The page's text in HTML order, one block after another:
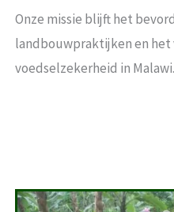
Onze missie blijft het
landbouwpraktijken en het
voedselzekerheid in Malawi.